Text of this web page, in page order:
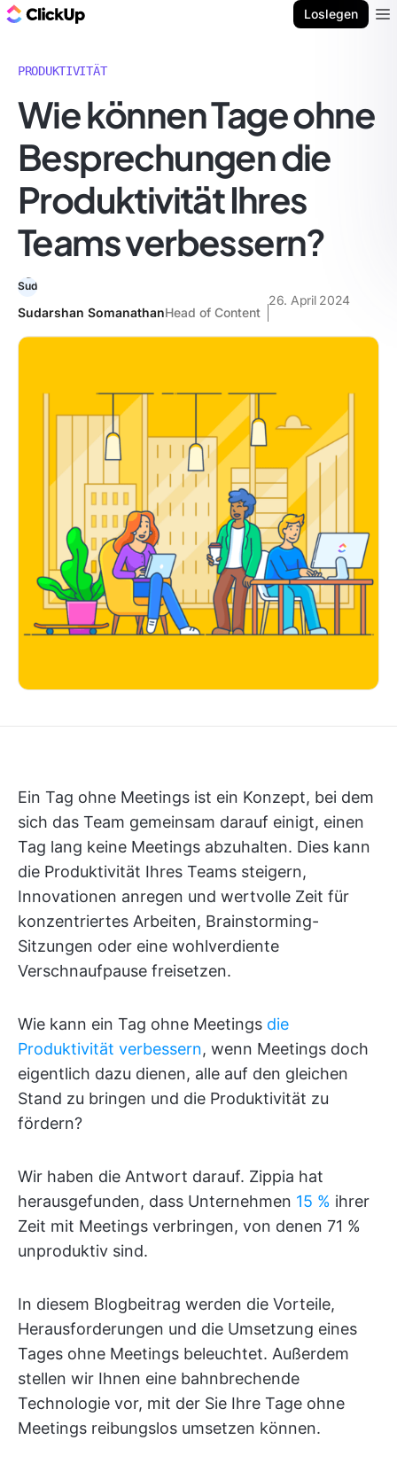
Loslegen
PRODUKTIVITÄT
Wie können Tage ohne
Besprechungen die
Produktivität Ihres
Teams verbessern?
Sudarshan SomanathanHead of Content
26. April 2024
Ein Tag ohne Meetings ist ein Konzept, bei dem
sich das Team gemeinsam darauf einigt, einen
Tag lang keine Meetings abzuhalten. Dies kann
die Produktivität Ihres Teams steigern,
Innovationen anregen und wertvolle Zeit für
konzentriertes Arbeiten, Brainstorming-
Sitzungen oder eine wohlverdiente
Verschnaufpause freisetzen.
Wie kann ein Tag ohne Meetings die
Produktivität verbessern, wenn Meetings doch
eigentlich dazu dienen, alle auf den gleichen
Stand zu bringen und die Produktivität zu
fördern?
Wir haben die Antwort darauf. Zippia hat
herausgefunden, dass Unternehmen 15 % ihrer
Zeit mit Meetings verbringen, von denen 71 %
unproduktiv sind.
In diesem Blogbeitrag werden die Vorteile,
Herausforderungen und die Umsetzung eines
Tages ohne Meetings beleuchtet. Außerdem
stellen wir Ihnen eine bahnbrechende
Technologie vor, mit der Sie Ihre Tage ohne
Meetings reibungslos umsetzen können.